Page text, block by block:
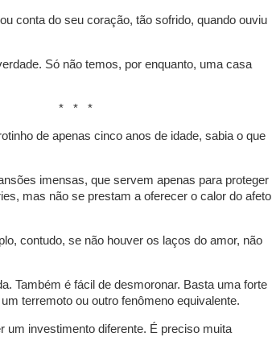
conta do seu coração, tão sofrido, quando ouviu
Só não temos, por enquanto, uma casa
*
de apenas cinco anos de idade, sabia o que
imensas, que servem apenas para proteger
mas não se prestam a oferecer o calor do afeto
contudo, se não houver os laços do amor, não
Também é fácil de desmoronar. Basta uma forte
terremoto ou outro fenômeno equivalente.
um investimento diferente. É preciso muita